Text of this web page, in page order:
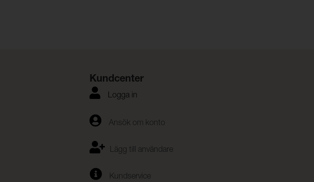
Kundcenter
Logga in
Ansök om konto
Lägg till användare
Kundservice